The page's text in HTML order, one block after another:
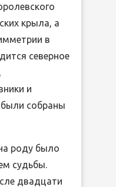
крыла, а
в
северное
и
собраны
роду было
судьбы.
двадцати